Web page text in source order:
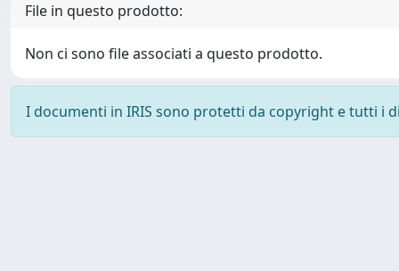
File in questo prodotto:
Non ci sono file associati a questo prodotto.
I documenti in IRIS sono protetti da copyright e tutti i